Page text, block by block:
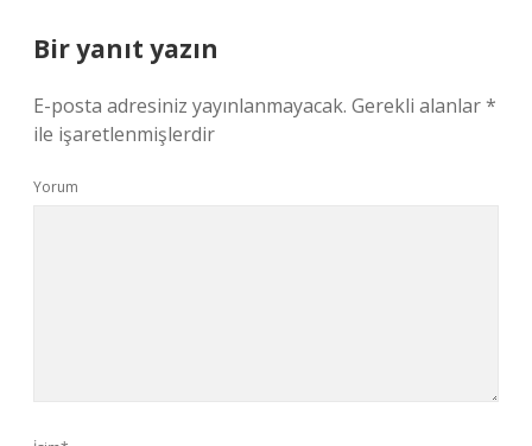
Bir yanıt yazın
E-posta adresiniz yayınlanmayacak. Gerekli alanlar*
ile işaretlenmişlerdir
Yorum